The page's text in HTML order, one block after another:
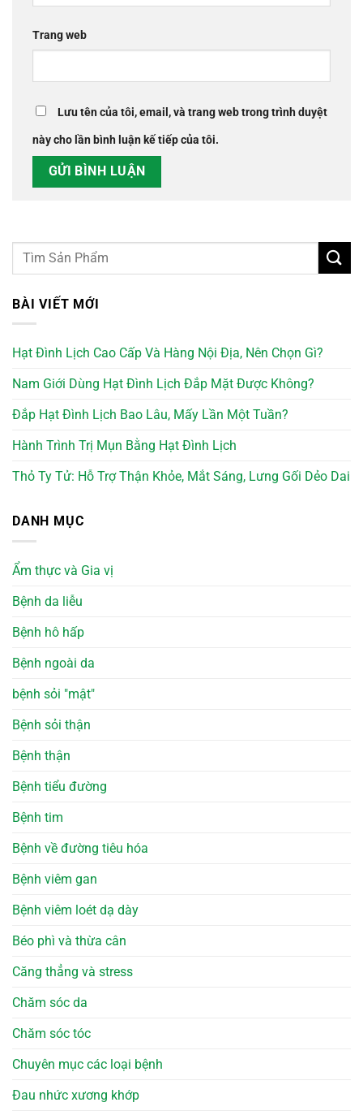
Trang web
Lưu tên của tôi, email, và trang web trong trình duyệt
này cho lần bình luận kế tiếp của tôi.
BÀI VIẾT MỚI
Hạt Đình Lịch Cao Cấp Và Hàng Nội Địa, Nên Chọn Gì?
Nam Giới Dùng Hạt Đình Lịch Đắp Mặt Được Không?
Đắp Hạt Đình Lịch Bao Lâu, Mấy Lần Một Tuần?
Hành Trình Trị Mụn Bằng Hạt Đình Lịch
Thỏ Ty Tử: Hỗ Trợ Thận Khỏe, Mắt Sáng, Lưng Gối Dẻo Dai
DANH MỤC
Ẩm thực và Gia vị
Bệnh da liễu
Bệnh hô hấp
Bệnh ngoài da
bệnh sỏi "mật"
Bệnh sỏi thận
Bệnh thận
Bệnh tiểu đường
Bệnh tim
Bệnh về đường tiêu hóa
Bệnh viêm gan
Bệnh viêm loét dạ dày
Béo phì và thừa cân
Căng thẳng và stress
Chăm sóc da
Chăm sóc tóc
Chuyên mục các loại bệnh
Đau nhức xương khớp